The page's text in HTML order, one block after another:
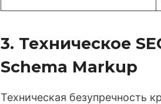
3. Техническое
Schema Markup
Техническая безупречность